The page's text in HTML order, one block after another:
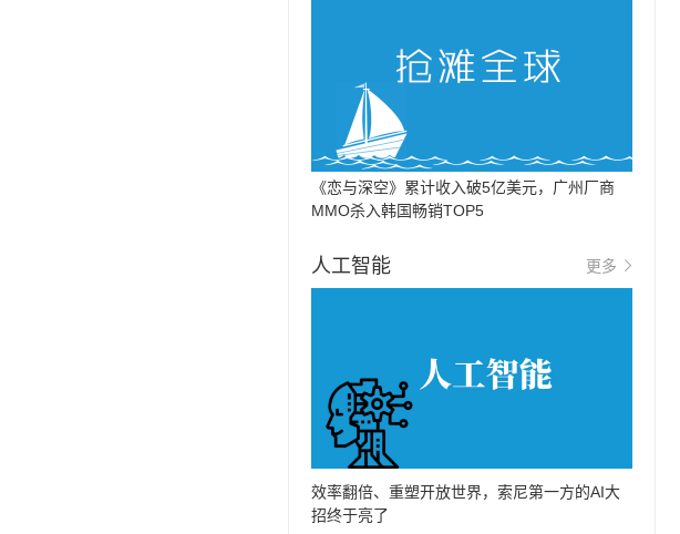
《恋与深空》累计收入破5亿美元，广州厂商
MMO杀入韩国畅销TOP5
人工智能 更多
效率翻倍、重塑开放世界，索尼第一方的AI大
招终于亮了